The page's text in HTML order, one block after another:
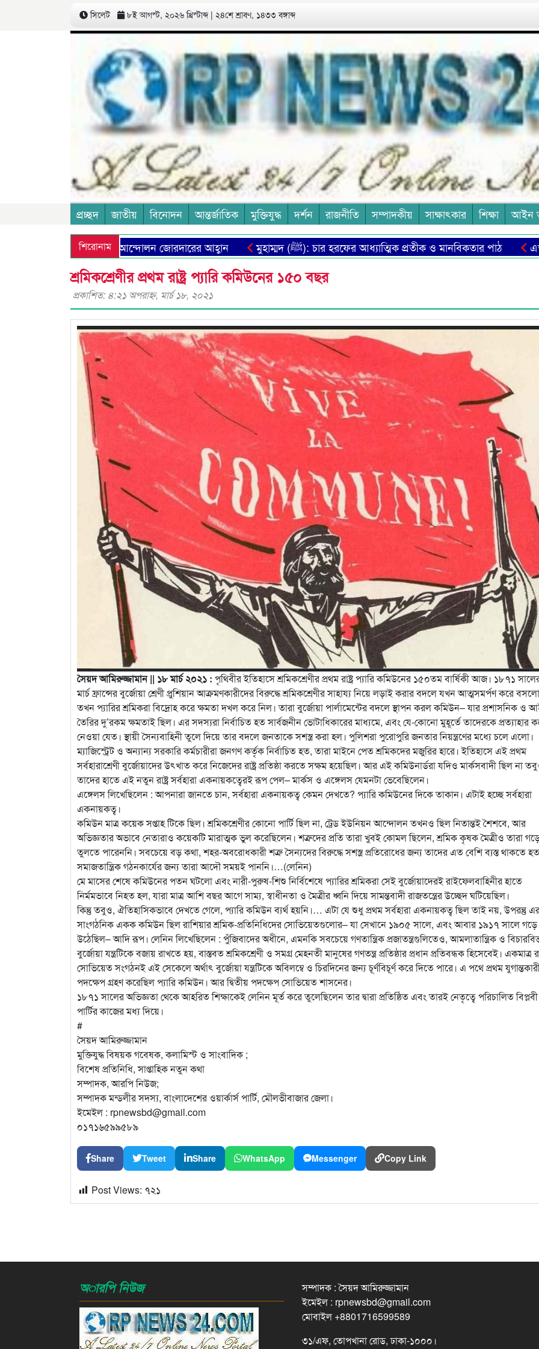
সিলেট ৮ই আগস্ট, ২০২৬ খ্রিস্টাব্দ | ২৪শে শ্রাবণ, ১৪৩৩ বঙ্গাব্দ
প্রচ্ছদ জাতীয় বিনোদন আন্তর্জাতিক মুক্তিযুদ্ধ দর্শন রাজনীতি সম্পাদকীয় সাক্ষাৎকার শিক্ষা আইন
শিরোনাম
ব্যবস্থা প্রতিষ্ঠার আন্দোলন জোরদারের আহ্বান মুহাম্মদ (ﷺ): চার হরফের আধ্যাত্মিক প্রতীক ও মানবিকতার পাঠ এত
শ্রমিকশ্রেণীর প্রথম রাষ্ট্র প‍্যারি কমিউনের ১৫০ বছর
প্রকাশিত: ৪:২১ অপরাহ্ণ, মার্চ ১৮, ২০২১
সৈয়দ আমিরুজ্জামান || ১৮ মার্চ ২০২১ : পৃথিবীর ইতিহাসে শ্রমিকশ্রেণীর প্রথম রাষ্ট্র প‍্যারি কমিউনের ১৫০তম বার্ষিকী আজ। ১৮৭১
মার্চ ফ্রান্সের বুর্জোয়া শ্রেণী প্রুশিয়ান আক্রমণকারীদের বিরুদ্ধে শ্রমিকশ্রেণীর সাহায্য নিয়ে লড়াই করার বদলে যখনআত্মসমর্পণ করে
তখন প‍্যারির শ্রমিকরা বিদ্রোহ করে ক্ষমতা দখল করে নিল। তারা বুর্জোয়া পার্লামেন্টের বদলে স্থাপন করল কমিউন– যার প্রশাসনিক ও
তৈরির দু’রকম ক্ষমতাই ছিল। এর সদস্যরা নির্বাচিত হত সার্বজনীন ভোটাধিকারের মাধ্যমে, এবং যে-কোনো মুহূর্তে তাদেরকে প্রত‍্যাহার
নেওয়া যেত। স্থায়ী সৈন‍্যবাহিনী তুলে দিয়ে তার বদলে জনতাকে সশস্ত্র করা হল। পুলিশরা পুরোপুরি জনতার নিয়ন্ত্রণের মধ্যে চলে এলো।
ম‍্যাজিস্ট্রেট ও অন‍্যান‍্য সরকারি কর্মচারীরা জনগণ কর্তৃক নির্বাচিত হত, তারা মাইনে পেত শ্রমিকদের মজুরির হারে। ইতিহাসে এই প্রথম
সর্বহারাশ্রেণী বুর্জোয়াদের উৎখাত করে নিজেদের রাষ্ট্র প্রতিষ্ঠা করতে সক্ষম হয়েছিল। আর এই কমিউনার্ডরা যদিও মার্কসবাদী ছিল না
তাদের হাতে এই নতুন রাষ্ট্র সর্বহারা একনায়কত্বেরই রূপ পেল– মার্কস ও এঙ্গেলস যেমনটা ভেবেছিলেন।
এঙ্গেলস লিখেছিলেন : আপনারা জানতে চান, সর্বহারা একনায়কত্ব কেমন দেখতে? প‍্যারি কমিউনের দিকে তাকান। এটাই হচ্ছে সর্বহারা
একনায়কত্ব।
কমিউন মাত্র কয়েক সপ্তাহ টিকে ছিল। শ্রমিকশ্রেণীর কোনো পার্টি ছিল না, ট্রেড ইউনিয়ন আন্দোলন তখনও ছিল নিতান্তই শৈশবে, আর
অভিজ্ঞতার অভাবে নেতারাও কয়েকটি মারাত্মক ভুল করেছিলেন। শত্রুদের প্রতি তারা খুবই কোমল ছিলেন, শ্রমিক কৃষক মৈত্রীও তারা
তুলতে পারেননি। সবচেয়ে বড় কথা, শহর-অবরোধকারী শত্রু সৈন্যদের বিরুদ্ধে সশস্ত্র প্রতিরোধের জন্য তাদের এত বেশি ব‍্যস্ত থাকতে
সমাজতান্ত্রিক গঠনকার্যের জন্য তারা আদৌ সময়ই পাননি।…(লেনিন)
মে মাসের শেষে কমিউনের পতন ঘটলো এবং নারী-পুরুষ-শিশু নির্বিশেষে প‍্যারির শ্রমিকরা সেই বুর্জোয়াদেরই রাইফেলবাহিনীর হাতে
নির্মমভাবে নিহত হল, যারা মাত্র আশি বছর আগে সাম‍্য, স্বাধীনতা ও মৈত্রীর ধ্বনি দিয়ে সামন্তবাদী রাজতন্ত্রের উচ্ছেদ ঘটিয়েছিল।
কিন্তু তবুও, ঐতিহাসিকভাবে দেখতে গেলে, প‍্যারি কমিউন ব‍্যর্থ হয়নি।… এটা যে শুধু প্রথম সর্বহারা একনায়কত্ব ছিল তাই নয়, উপরন্তু
সাংগঠনিক একক কমিউন ছিল রাশিয়ার শ্রমিক-প্রতিনিধিদের সোভিয়েতগুলোর– যা সেখানে ১৯০৫ সালে, এবং আবার ১৯১৭ সালে গড়ে
উঠেছিল– আদি রূপ। লেনিন লিখেছিলেন : পুঁজিবাদের অধীনে, এমনকি সবচেয়ে গণতান্ত্রিক প্রজাতন্ত্রগুলিতেও, আমলাতান্ত্রিক ও
বুর্জোয়া যন্ত্রটিকে বজায় রাখতে হয়, বাস্তবত শ্রমিকশ্রেণী ও সমগ্র মেহনতী মানুষের গণতন্ত্র প্রতিষ্ঠার প্রধান প্রতিবন্ধক হিসেবেই। একমাত্র
সোভিয়েত সংগঠনই এই সেকেলে অর্থাৎ বুর্জোয়া যন্ত্রটিকে অবিলম্বে ও চিরদিনের জন্য চূর্ণবিচূর্ণ করে দিতে পারে। এ পথে প্রথম
পদক্ষেপ গ্রহণ করেছিল প‍্যারি কমিউন। আর দ্বিতীয় পদক্ষেপ সোভিয়েত শাসনের।
১৮৭১ সালের অভিজ্ঞতা থেকে আহরিত শিক্ষাকেই লেনিন মূর্ত করে তুলেছিলেন তার দ্বারা প্রতিষ্ঠিত এবং তারই নেতৃত্বে পরিচালিত বিপ্লবী
পার্টির কাজের মধ‍্য দিয়ে।
#
সৈয়দ আমিরুজ্জামান
মুক্তিযুদ্ধ বিষয়ক গবেষক, কলামিস্ট ও সাংবাদিক ;
বিশেষ প্রতিনিধি, সাপ্তাহিক নতুন কথা
সম্পাদক, আরপি নিউজ;
সম্পাদক মন্ডলীর সদস্য, বাংলাদেশের ওয়ার্কার্স পার্টি, মৌলভীবাজার জেলা।
ইমেইল : rpnewsbd@gmail.com
০১৭১৬৫৯৯৫৮৯
Share Tweet Share WhatsApp Messenger Copy Link
Post Views: ৭২১
অারপি নিউজ
সম্পাদক : সৈয়দ আমিরুজ্জামান
ইমেইল : rpnewsbd@gmail.com
মোবাইল +8801716599589
৩১/এফ, তোপখানা রোড, ঢাকা-১০০০।